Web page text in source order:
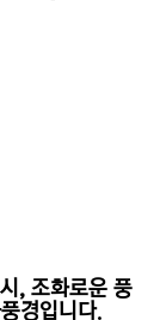
, 조화로운 풍
경입니다.